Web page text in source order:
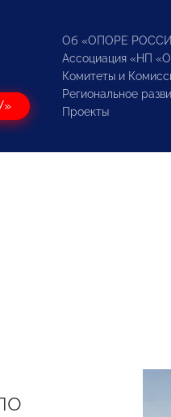
Об «ОПОРЕ
Ассоциация «НП
Комитеты и
Региональное
Проекты